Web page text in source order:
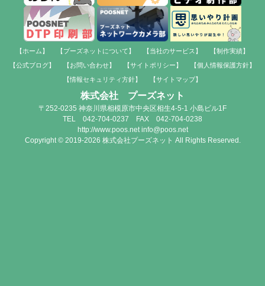
【ホーム】 【プーズネットについて】 【当社のサービス】
【制作実績】
【公式ブログ】
【お問い合わせ】 【サイトポリシー】
【個人情報保護方針】
【情報セキュリティ方針】
【サイトマップ】
株式会社 プーズネット
〒252-0235 神奈川県相模原市中央区相生4-5-1 小島ビル1F
TEL 042-704-0237 FAX 042-704-0238
http://www.poos.net info@poos.net
Copyright © 2019-2026 株式会社プーズネット All Rights Reserved.